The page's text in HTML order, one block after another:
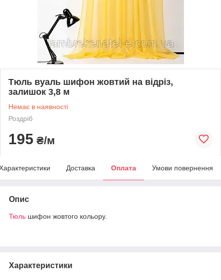
Тюль вуаль шифон жовтий на відріз,
залишок 3,8 м
Немає в наявності
Роздріб
195 ₴/м
Доставка Оплата Умови повернення
Опис
Тюль шифон жовтого кольору.
Характеристики